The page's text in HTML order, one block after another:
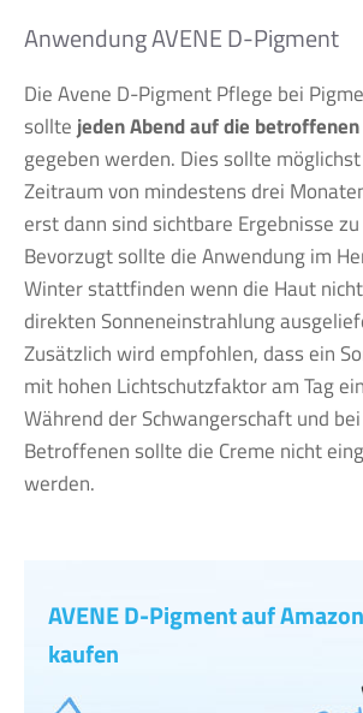
Anwendung AVENE D-Pigment
Die Avene D-Pigment Pflege bei
sollte jeden Abend auf die
gegeben werden. Dies sollte
Zeitraum von mindestens drei
erst dann sind sichtbare Ergebnisse
Bevorzugt sollte die Anwendung im
Winter stattfinden wenn die Haut
direkten Sonneneinstrahlung
Zusätzlich wird empfohlen, dass ein
mit hohen Lichtschutzfaktor am Tag
Während der Schwangerschaft und
Betroffenen sollte die Creme nicht
werden.
AVENE D-Pigment auf Amazon
kaufen